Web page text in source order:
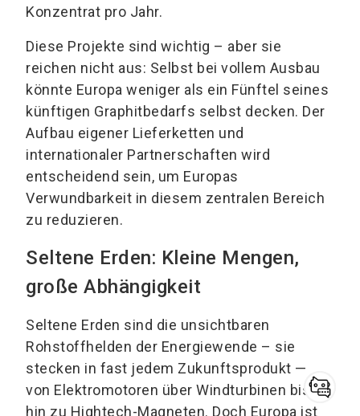
Konzentrat pro Jahr.
Diese Projekte sind wichtig – aber sie
reichen nicht aus: Selbst bei vollem Ausbau
könnte Europa weniger als ein Fünftel seines
künftigen Graphitbedarfs selbst decken. Der
Aufbau eigener Lieferketten und
internationaler Partnerschaften wird
entscheidend sein, um Europas
Verwundbarkeit in diesem zentralen Bereich
zu reduzieren.
Seltene Erden: Kleine Mengen,
große Abhängigkeit
Seltene Erden sind die unsichtbaren
Rohstoffhelden der Energiewende – sie
stecken in fast jedem Zukunftsprodukt —
von Elektromotoren über Windturbinen bis
hin zu Hightech-Magneten. Doch Europa ist